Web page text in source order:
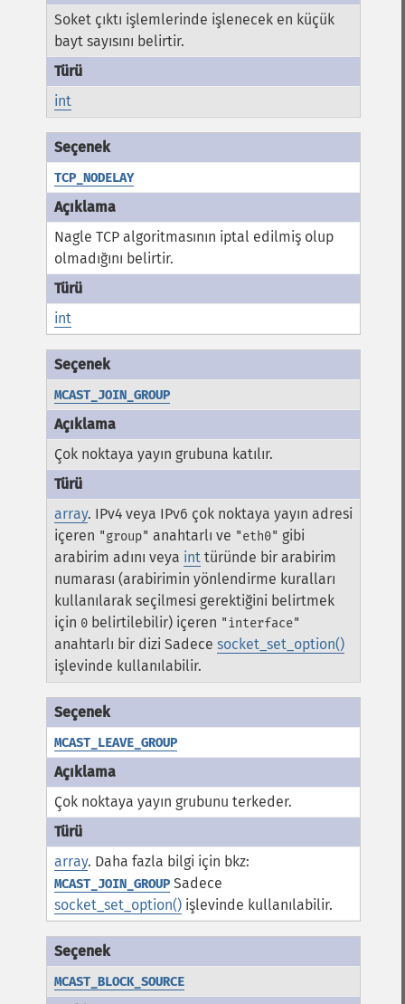
Soket çıktı işlemlerinde işlenecek en küçük
bayt sayısını belirtir.
int
TCP_NODELAY
Nagle TCP algoritmasının iptal edilmiş olup
olmadığını belirtir.
int
MCAST_JOIN_GROUP
Çok noktaya yayın grubuna katılır.
array. IPv4 veya IPv6 çok noktaya yayın adresi
içeren "group" anahtarlı ve "eth0" gibi
arabirim adını veya int türünde bir arabirim
numarası (arabirimin yönlendirme kuralları
kullanılarak seçilmesi gerektiğini belirtmek
için 0 belirtilebilir) içeren "interface"
anahtarlı bir dizi Sadecesocket_set_option()
işlevinde kullanılabilir.
MCAST_LEAVE_GROUP
Çok noktaya yayın grubunu terkeder.
array. Daha fazla bilgi için bkz:
MCAST_JOIN_GROUP Sadece
socket_set_option() işlevinde kullanılabilir.
MCAST_BLOCK_SOURCE